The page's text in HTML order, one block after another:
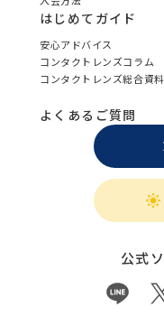
はじめてガイド
安心アドバイス
コンタクトレンズコラム
コンタクトレンズ総合資
よくあるご質問
公式